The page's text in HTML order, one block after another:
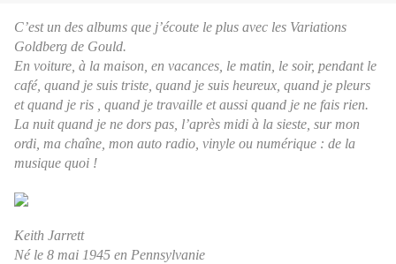
C’est un des albums que j’écoute le plus avec les Variations
Goldberg de Gould.
En voiture, à la maison, en vacances, le matin, le soir, pendant le
café, quand je suis triste, quand je suis heureux, quand je pleurs
et quand je ris , quand je travaille et aussi quand je ne fais rien.
La nuit quand je ne dors pas, l’après midi à la sieste, sur mon
ordi, ma chaîne, mon auto radio, vinyle ou numérique : de la
musique quoi !
Keith Jarrett
Né le 8 mai 1945 en Pennsylvanie